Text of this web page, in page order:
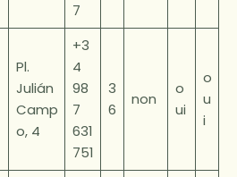
7
Pl.
Julián
Camp
o, 4
+3
4
98
7
631
751
3
6
non
o
ui
o
u
i